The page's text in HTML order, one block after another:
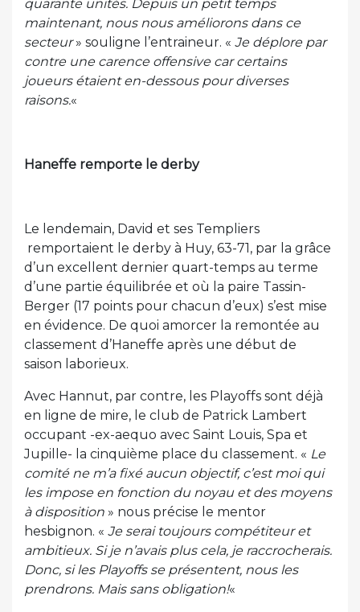
quarante unités. Depuis un petit temps
maintenant, nous nous améliorons dans ce
secteur» souligne l’entraineur. « Je déplore par
contre une carence offensive car certains
joueurs étaient en-dessous pour diverses
raisons.«
Haneffe remporte le derby
Le lendemain, David et ses Templiers
remportaient le derby à Huy, 63-71, par la grâce
d’un excellent dernier quart-temps au terme
d’une partie équilibrée et où la paire Tassin-
Berger (17 points pour chacun d’eux) s’est mise
en évidence. De quoi amorcer la remontée au
classement d’Haneffe après une début de
saison laborieux.
Avec Hannut, par contre, les Playoffs sont déjà
en ligne de mire, le club de Patrick Lambert
occupant -ex-aequo avec Saint Louis, Spa et
Jupille- la cinquième place du classement. « Le
comité ne m’a fixé aucun objectif, c’est moi qui
les impose en fonction du noyau et des moyens
à disposition » nous précise le mentor
hesbignon. « Je serai toujours compétiteur et
ambitieux. Si je n’avais plus cela, je raccrocherais.
Donc, si les Playoffs se présentent, nous les
prendrons. Mais sans obligation!«